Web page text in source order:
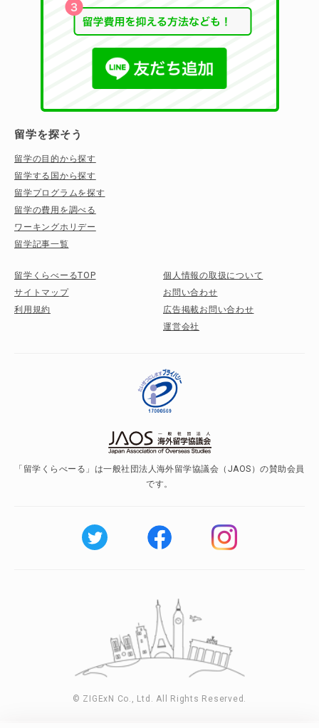
留学を探そう
留学の目的から探す
留学する国から探す
留学プログラムを探す
留学の費用を調べる
ワーキングホリデー
留学記事一覧
留学くらべーるTOP
サイトマップ
利用規約
個人情報の取扱について
お問い合わせ
広告掲載お問い合わせ
運営会社
「留学くらべーる」は一般社団法人海外留学協議会（JAOS）の賛助会員
です。
© ZIGExN Co., Ltd. All Rights Reserved.